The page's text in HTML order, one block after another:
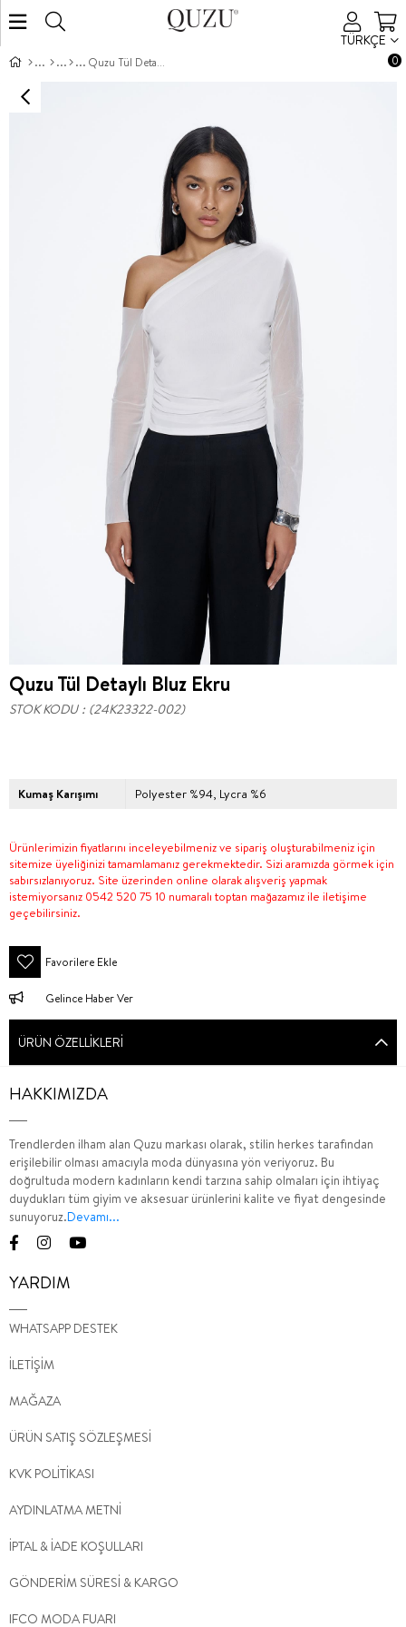
TÜRKÇE
0
Quzu Tül Detaylı Bluz Ekru
Quzu Tül Detaylı Bluz Ekru
STOK KODU (24K23322-002)
Kumaş Karışımı Polyester %94, Lycra %6
Ürünlerimizin fiyatlarını inceleyebilmeniz ve sipariş oluşturabilmeniz için
sitemize üyeliğinizi tamamlamanız gerekmektedir. Sizi aramızda görmek için
sabırsızlanıyoruz. Site üzerinden online olarak alışveriş yapmak
istemiyorsanız 0542 520 75 10 numaralı toptan mağazamız ile iletişime
geçebilirsiniz.
Favorilere Ekle
Gelince Haber Ver
ÜRÜN ÖZELLIKLERI
HAKKIMIZDA
Trendlerden ilham alan Quzu markası olarak, stilin herkes tarafından
erişilebilir olması amacıyla moda dünyasına yön veriyoruz. Bu
doğrultuda modern kadınların kendi tarzına sahip olmaları için ihtiyaç
duydukları tüm giyim ve aksesuar ürünlerini kalite ve fiyat dengesinde
sunuyoruz.Devamı...
YARDIM
WHATSAPP DESTEK
İLETİŞİM
MAĞAZA
ÜRÜN SATIŞ SÖZLEŞMESİ
KVK POLİTİKASI
AYDINLATMA METNİ
İPTAL & İADE KOŞULLARI
GÖNDERİM SÜRESİ & KARGO
IFCO MODA FUARI